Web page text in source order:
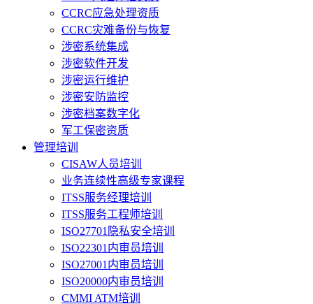
CCRC应急处理资质
CCRC灾难备份与恢复
涉密系统集成
涉密软件开发
涉密运行维护
涉密安防监控
涉密档案数字化
军工保密资质
管理培训
CISAW人员培训
业务连续性高级专家课程
ITSS服务经理培训
ITSS服务工程师培训
ISO27701隐私安全培训
ISO22301内审员培训
ISO27001内审员培训
ISO20000内审员培训
CMMI ATM培训